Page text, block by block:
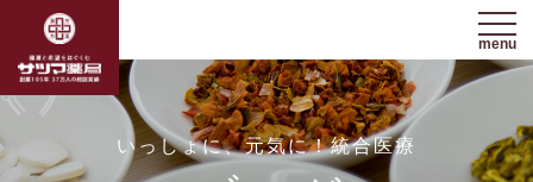
menu
いっしょに、元気に！統合医療